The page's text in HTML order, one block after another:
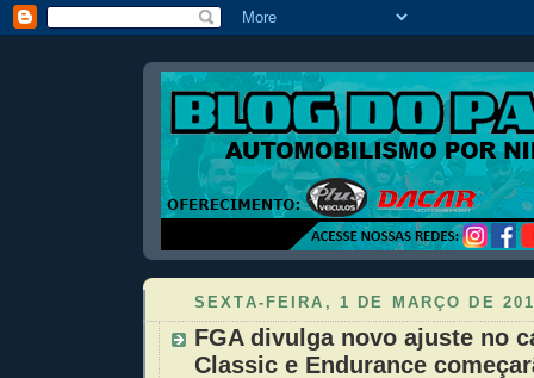
SEXTA-FEIRA, 1 DE MARÇO DE
FGA divulga novo ajuste no
Classic e Endurance